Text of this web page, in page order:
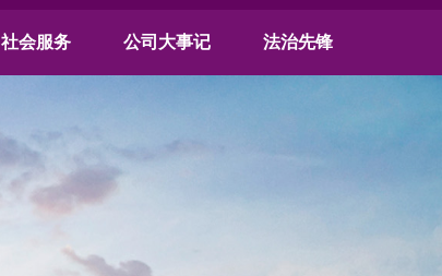
社会服务 公司大事记 法治先锋